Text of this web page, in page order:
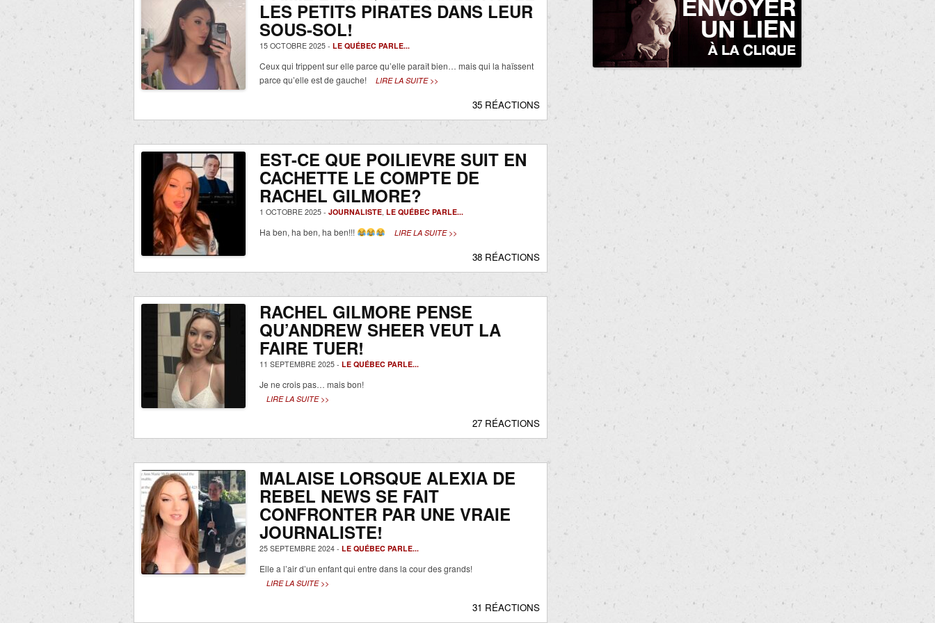
LES PETITS PIRATES DANS LEUR
SOUS-SOL!
15 OCTOBRE 2025 - LE QUÉBEC PARLE...
Ceux qui trippent sur elle parce qu’elle paraît bien… mais qui la haïssent
parce qu’elle est de gauche!
LIRE LA SUITE >>
35 RÉACTIONS
EST-CE QUE POILIEVRE SUIT EN
CACHETTE LE COMPTE DE
RACHEL GILMORE?
1 OCTOBRE 2025 - JOURNALISTE, LE QUÉBEC PARLE...
Ha ben, ha ben, ha ben!!! LIRE LA SUITE >>
38 RÉACTIONS
RACHEL GILMORE PENSE
QU’ANDREW SHEER VEUT LA
FAIRE TUER!
11 SEPTEMBRE 2025 - LE QUÉBEC PARLE...
Je ne crois pas… mais bon!
LIRE LA SUITE >>
27 RÉACTIONS
MALAISE LORSQUE ALEXIA DE
REBEL NEWS SE FAIT
CONFRONTER PAR UNE VRAIE
JOURNALISTE!
25 SEPTEMBRE 2024 - LE QUÉBEC PARLE...
Elle a l’air d’un enfant qui entre dans la cour des grands!
LIRE LA SUITE >>
31 RÉACTIONS